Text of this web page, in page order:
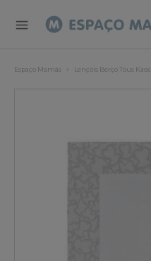
Espaço Mamãs Lençóis Berço Tous Kaos